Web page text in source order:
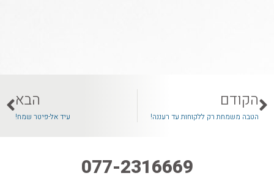
הקודם
הטבה משמחת רק ללקוחות עד רעננה!
הבא
עיד אל-פיטר שמח!
077-2316669